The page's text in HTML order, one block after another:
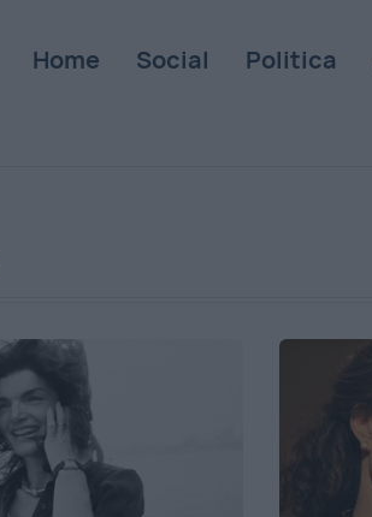
Home Social Politica